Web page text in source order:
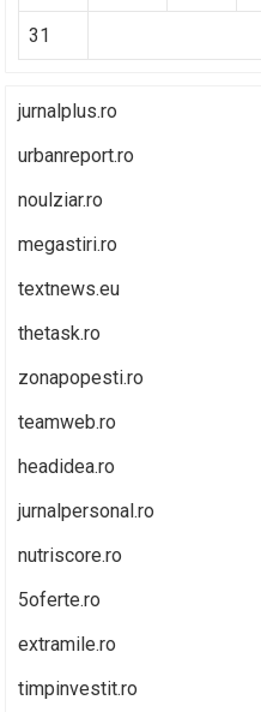
31
jurnalplus.ro
urbanreport.ro
noulziar.ro
megastiri.ro
textnews.eu
thetask.ro
zonapopesti.ro
teamweb.ro
headidea.ro
jurnalpersonal.ro
nutriscore.ro
5oferte.ro
extramile.ro
timpinvestit.ro